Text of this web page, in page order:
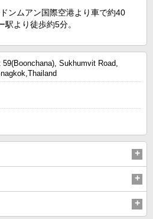
ンムアン国際空港より車で約40
より徒歩約5分。
Sukhumvit Road,